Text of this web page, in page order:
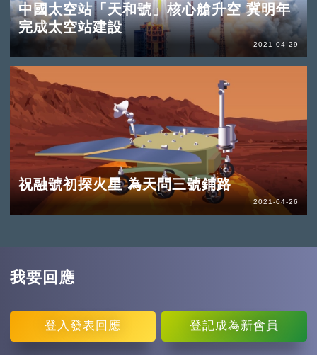
中國太空站「天和號」核心艙升空 冀明年
完成太空站建設
2021-04-29
祝融號初探火星 為天問三號鋪路
2021-04-26
我要回應
登入 發表回應 登記成為新會員